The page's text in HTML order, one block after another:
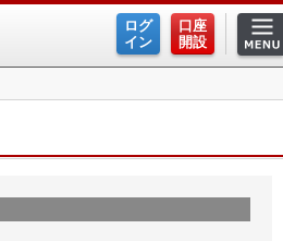
ログ
イン
口座
開設